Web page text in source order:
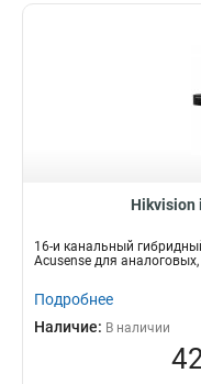
Hikvision
16-и канальный
Acusense для аналоговых,
Подробнее
Наличие: В наличии